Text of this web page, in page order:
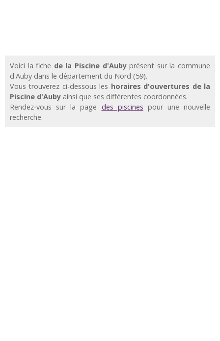
Voici la fiche de la Piscine d'Aubyprésent sur la commune
d'Auby dans le département du Nord (59).
Vous trouverez ci-dessous les horaires d'ouvertures de la
Piscine d'Auby ainsi que ses différentes coordonnées.
Rendez-vous sur la page des piscines pour une nouvelle
recherche.